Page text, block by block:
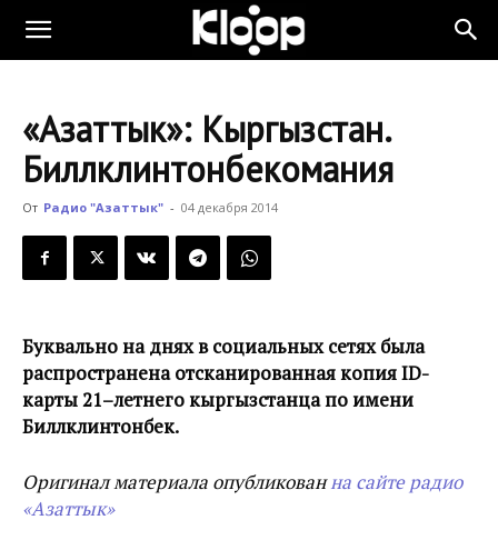
KLOOP.KG
Новости
«Азаттык»: Кыргызстан.
Биллклинтонбекомания
От Радио "Азаттык" - 04 декабря 2014
Буквально на днях в социальных сетях была
распространена отсканированная копия ID-
карты 21–летнего кыргызстанца по имени
Биллклинтонбек.
Оригинал материала опубликованна сайте радио
«Азаттык»